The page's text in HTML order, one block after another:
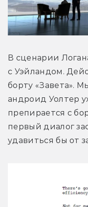
В сценарии
с Уэйландом.
борту «Завета».
андроид Уолтер
препирается с
первый диалог
удавиться бы от